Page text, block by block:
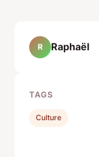
R Raphaël
TAGS
Culture